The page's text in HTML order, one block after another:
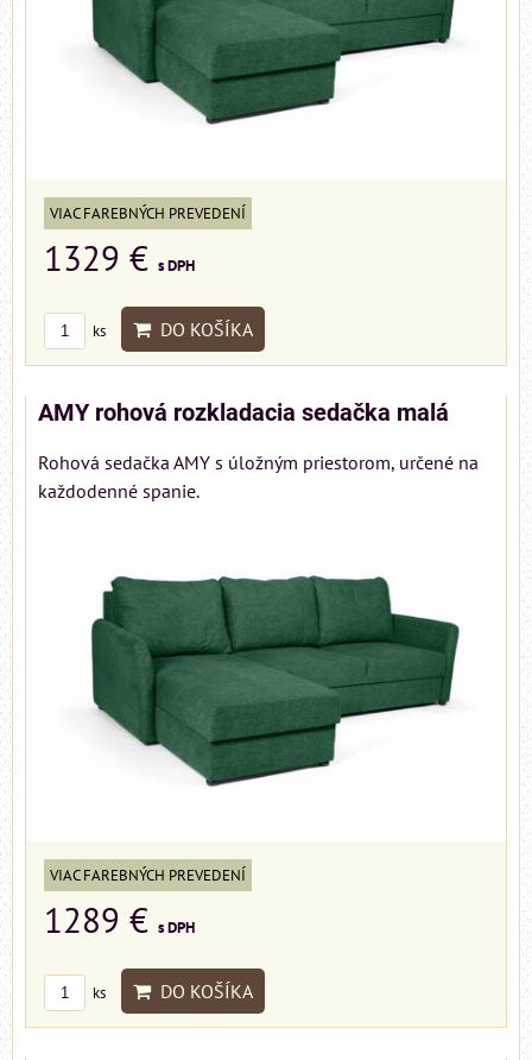
VIAC FAREBNÝCH PREVEDENÍ
1329 € s DPH
ks DO KOŠÍKA
AMY rohová rozkladacia sedačka malá
Rohová sedačka AMY s úložným priestorom, určené na
každodenné spanie.
VIAC FAREBNÝCH PREVEDENÍ
1289 € s DPH
ks DO KOŠÍKA